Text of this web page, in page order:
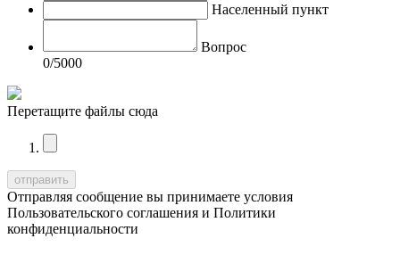
Населенный пункт
Вопрос
0/5000
Перетащите файлы сюда
Отправляя сообщение вы принимаете условия
Пользовательского соглашения и Политики
конфиденциальности